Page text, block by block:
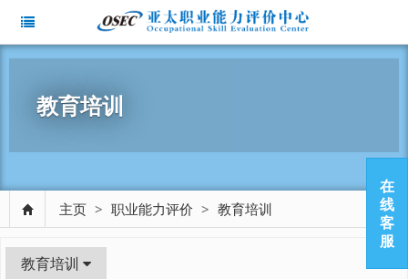
教育培训
主页 > 职业能力评价 > 教育培训
教育培训
在
线
客
服